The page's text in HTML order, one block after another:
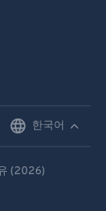
한국어
(2026)